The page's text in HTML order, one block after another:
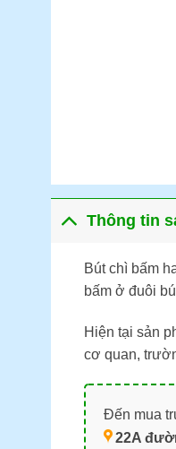
Thông tin
Bút chì bấm
bấm ở đuôi
Hiện tại sản
cơ quan,
Đến mua
22A